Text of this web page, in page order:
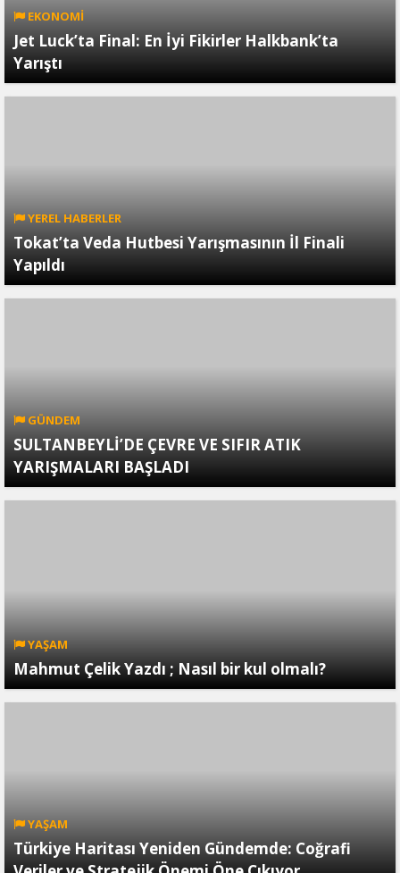
EKONOMİ
Jet Luck’ta Final: En İyi Fikirler Halkbank’ta
Yarıştı
YEREL HABERLER
Tokat’ta Veda Hutbesi Yarışmasının İl Finali
Yapıldı
GÜNDEM
SULTANBEYLİ’DE ÇEVRE VE SIFIR ATIK
YARIŞMALARI BAŞLADI
YAŞAM
Mahmut Çelik Yazdı ; Nasıl bir kul olmalı?
YAŞAM
Türkiye Haritası Yeniden Gündemde: Coğrafi